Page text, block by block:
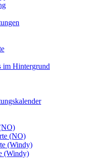
im Hintergrund
(NO)
(Windy)
(Windy)